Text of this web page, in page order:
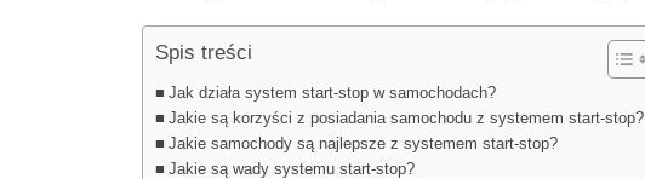
Spis treści
Jak działa system start-stop w samochodach?
Jakie są korzyści z posiadania samochodu z systemem start-stop?
Jakie samochody są najlepsze z systemem start-stop?
Jakie są wady systemu start-stop?